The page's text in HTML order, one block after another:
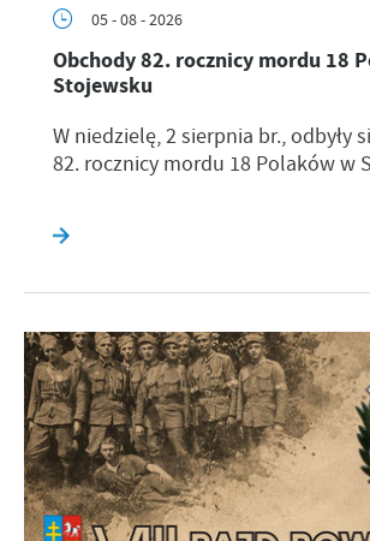
05 - 08 - 2026
Obchody 82. rocznicy mordu 18
Stojewsku
W niedzielę, 2 sierpnia br., odbyły
82. rocznicy mordu 18 Polaków w